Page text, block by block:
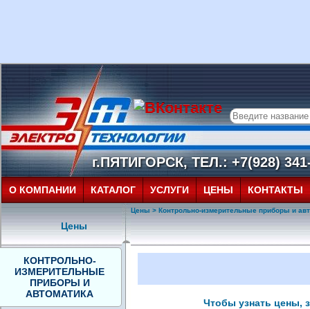
г.ПЯТИГОРСК, ТЕЛ.: +7(928)
О КОМПАНИИ КАТАЛОГ УСЛУГИ ЦЕНЫ КОНТАКТЫ
Цены
КОНТРОЛЬНО-
ИЗМЕРИТЕЛЬНЫЕ
ПРИБОРЫ И
АВТОМАТИКА
Цены>Контрольно-измерительные приборы и
Чтобы узнать цены,